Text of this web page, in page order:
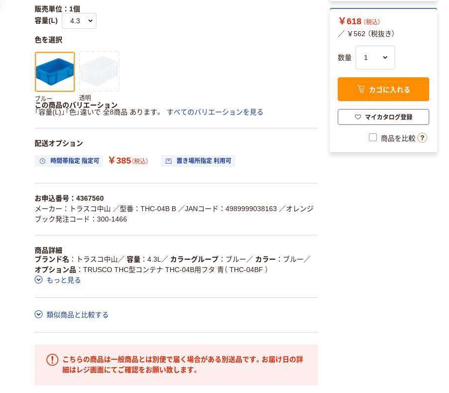
販売単位：1個
容量(L)
色を選択
ブルー 透明
この商品のバリエーション
「容量(L)」「色」違いで 全8商品 あります。
すべてのバリエーションを見る
配送オプション
時間帯指定 指定可 ￥385（税込） 置き場所指定 利用可
お申込番号：4367560
メーカー：トラスコ中山 ／型番：THC-04B B ／JANコード：4989999038163 ／オレンジ
ブック発注コード：300-1466
商品詳細
ブランド名
トラスコ中山 ／ 容量 4.3L ／ カラーグループ ブルー ／ カラー ブルー ／
オプション品
TRUSCO THC型コンテナ THC-04B用フタ 青（ THC-04BF ）
もっと見る
類似商品と比較する
こちらの商品は一般商品とは別便で届く場合がある別送品です。お届け日の詳
細はレジ画面にてご確認をお願い致します。
￥618 （税込）
／ ￥562 （税抜き）
数量
カゴに入れる
マイカタログ登録
商品を比較